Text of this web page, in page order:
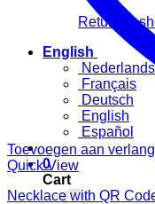
Return to
English
Nederlands
Français
Deutsch
English
Español
0
Cart
Toevoegen aan
Quick View
Necklace with QR